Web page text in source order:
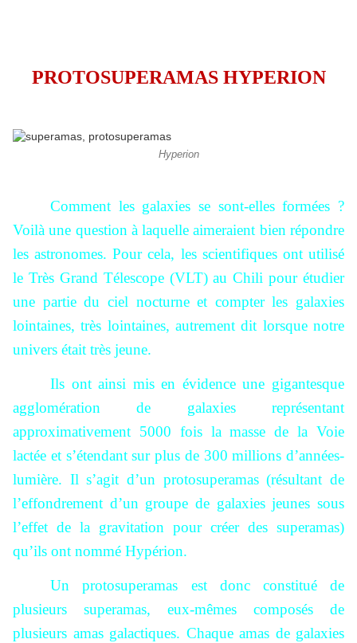
PROTOSUPERAMAS HYPERION
Hyperion
Comment les galaxies se sont-elles formées ?
Voilà une question à laquelle aimeraient bien répondre
les astronomes. Pour cela, les scientifiques ont utilisé
le Très Grand Télescope (VLT) au Chili pour étudier
une partie du ciel nocturne et compter les galaxies
lointaines, très lointaines, autrement dit lorsque notre
univers était très jeune.
Ils ont ainsi mis en évidence une gigantesque
agglomération de galaxies représentant
approximativement 5000 fois la masse de la Voie
lactée et s’étendant sur plus de 300 millions d’années-
lumière. Il s’agit d’un protosuperamas (résultant de
l’effondrement d’un groupe de galaxies jeunes sous
l’effet de la gravitation pour créer des superamas)
qu’ils ont nommé Hypérion.
Un protosuperamas est donc constitué de
plusieurs superamas, eux-mêmes composés de
plusieurs amas galactiques. Chaque amas de galaxies